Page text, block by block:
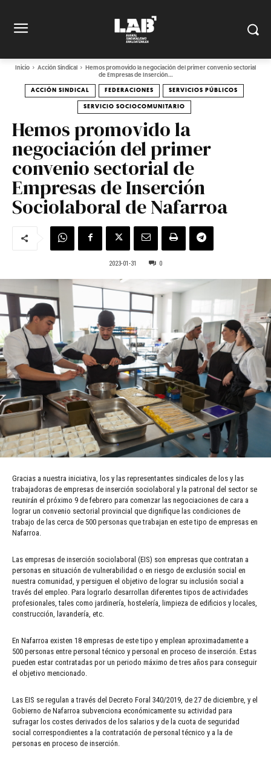
Inicio Acción Sindical
Hemos promovido la negociación del primer convenio sectorial
de Empresas de Inserción...
ACCIÓN SINDICAL FEDERACIONES SERVICIOS PÚBLICOS
SERVICIO SOCIOCOMUNITARIO
Hemos promovido la
negociación del primer
convenio sectorial de
Empresas de Inserción
Sociolaboral de Nafarroa
2023-01-31 0
Gracias a nuestra iniciativa, los y las representantes sindicales de los y las
trabajadoras de empresas de inserción sociolaboral y la patronal del sector se
reunirán el próximo 9 de febrero para comenzar las negociaciones de cara a
lograr un convenio sectorial provincial que dignifique las condiciones de
trabajo de las cerca de 500 personas que trabajan en este tipo de empresas en
Nafarroa.
Las empresas de inserción sociolaboral (EIS) son empresas que contratan a
personas en situación de vulnerabilidad o en riesgo de exclusión social en
nuestra comunidad, y persiguen el objetivo de lograr su inclusión social a
través del empleo. Para lograrlo desarrollan diferentes tipos de actividades
profesionales, tales como jardinería, hostelería, limpieza de edificios y locales,
construcción, lavandería, etc.
En Nafarroa existen 18 empresas de este tipo y emplean aproximadamente a
500 personas entre personal técnico y personal en proceso de inserción. Estas
pueden estar contratadas por un periodo máximo de tres años para conseguir
el objetivo mencionado.
Las EIS se regulan a través del Decreto Foral 340/2019, de 27 de diciembre, y el
Gobierno de Nafarroa subvenciona económicamente su actividad para
sufragar los costes derivados de los salarios y de la cuota de seguridad
social correspondientes a la contratación de personal técnico y a la de
personas en proceso de inserción.